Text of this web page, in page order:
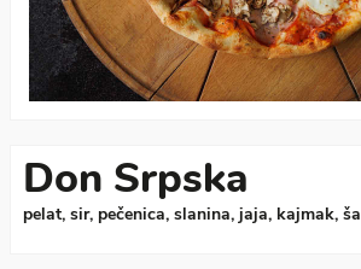
Don Srpska
pelat, sir, pečenica, slanina, jaja, kajmak,